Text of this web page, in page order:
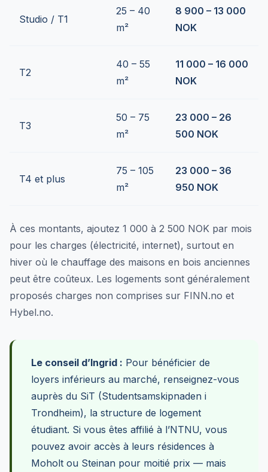
Studio / T1
25 – 40
m²
8 900 – 13 000
NOK
T2
40 – 55
m²
11 000 – 16 000
NOK
T3
50 – 75
m²
23 000 – 26
500 NOK
T4 et plus
75 – 105
m²
23 000 – 36
950 NOK
À ces montants, ajoutez 1 000 à 2 500 NOK par mois
pour les charges (électricité, internet), surtout en
hiver où le chauffage des maisons en bois anciennes
peut être coûteux. Les logements sont généralement
proposés charges non comprises sur FINN.no et
Hybel.no.
Le conseil d’Ingrid : Pour bénéficier de
loyers inférieurs au marché, renseignez-vous
auprès du SiT (Studentsamskipnaden i
Trondheim), la structure de logement
étudiant. Si vous êtes affilié à l’NTNU, vous
pouvez avoir accès à leurs résidences à
Moholt ou Steinan pour moitié prix — mais